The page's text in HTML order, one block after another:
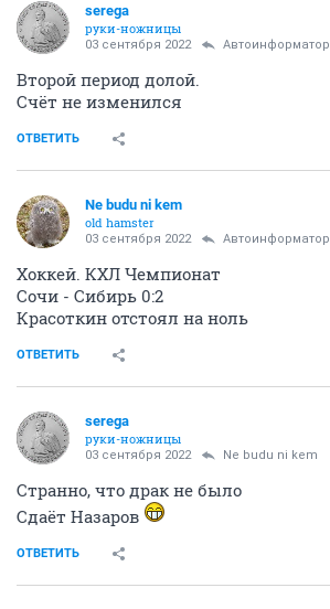
serega
руки-ножницы
03 сентября 2022 Автоинформатор
Второй период долой.
Счёт не изменился
ОТВЕТИТЬ
Ne budu ni kem
old hamster
03 сентября 2022 Автоинформатор
Хоккей. КХЛ Чемпионат
Сочи - Сибирь 0:2
Красоткин отстоял на ноль
ОТВЕТИТЬ
serega
руки-ножницы
03 сентября 2022 Ne budu ni kem
Странно, что драк не было
Сдаёт Назаров
ОТВЕТИТЬ